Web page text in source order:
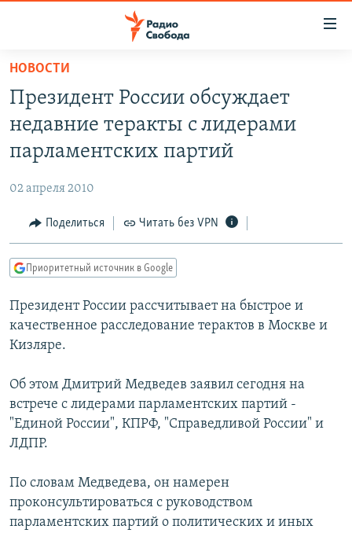
упрощенного
доступа
основному
Вернутся
Вернутся
поиску
ПОДКАСТЫ
АВТОРСКИЕ ПРОЕКТЫ
МНЕНИЯ
КУЛЬТУРА
КАВКАЗ.РЕАЛИИ
СЕВЕР.РЕАЛИИ
СИБИРЬ.РЕАЛИИ
ПОДПИШИТЕСЬ НА РАССЫЛКУ
СОЦИАЛЬНЫЕ СЕТИ
НОВОСТИ
Президент России обсуждает
недавние теракты с лидерами
парламентских партий
02 апреля 2010
Поделиться Читать без VPN
Приоритетный источник в Google
Президент России рассчитывает на быстрое и
качественное расследование терактов в Москве и
Кизляре.
Об этом Дмитрий Медведев заявил сегодня на
встрече с лидерами парламентских партий -
"Единой России", КПРФ, "Справедливой России" и
ЛДПР.
По словам Медведева, он намерен
проконсультироваться с руководством
парламентских партий о политических и иных